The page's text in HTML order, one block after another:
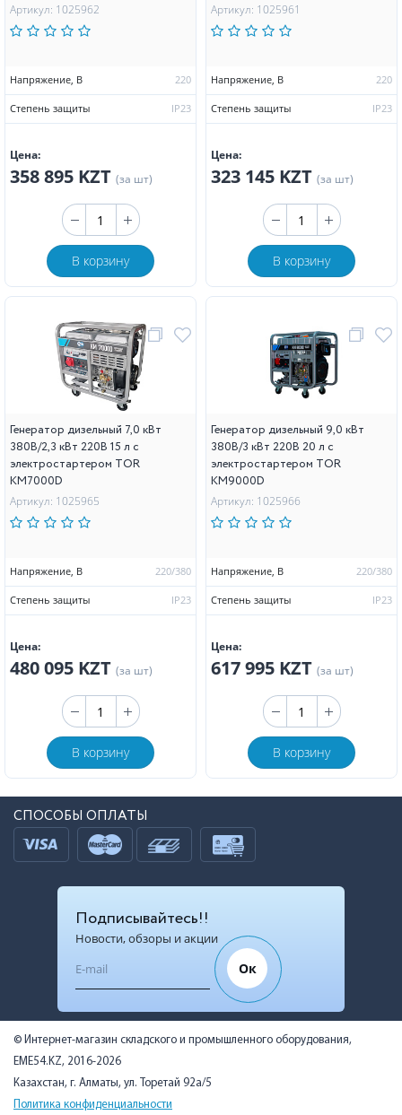
Артикул: 1025962
Напряжение, В 220
Степень защиты IP23
Цена:
358 895 KZT (за шт)
В корзину
Артикул: 1025961
Напряжение, В 220
Степень защиты IP23
Цена:
323 145 KZT (за шт)
В корзину
Генератор дизельный 7,0 кВт
380В/2,3 кВт 220В 15 л с
электростартером TOR
KM7000D
Артикул: 1025965
Напряжение, В 220/380
Степень защиты IP23
Цена:
480 095 KZT (за шт)
В корзину
Генератор дизельный 9,0 кВт
380В/3 кВт 220В 20 л с
электростартером TOR
KM9000D
Артикул: 1025966
Напряжение, В 220/380
Степень защиты IP23
Цена:
617 995 KZT (за шт)
В корзину
СПОСОБЫ ОПЛАТЫ
Подписывайтесь!!
Новости, обзоры и акции
Ок
© Интернет-магазин складского и промышленного оборудования,
EME54.KZ, 2016-2026
Казахстан, г. Алматы, ул. Торетай 92а/5
Политика конфиденциальности